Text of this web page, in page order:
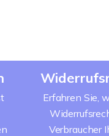
Erfahren Sie,
Verbraucher